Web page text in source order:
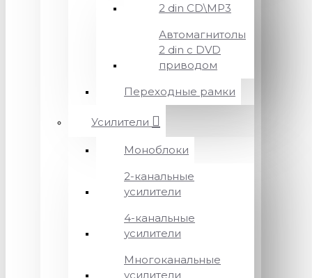
2 din CD\MP3
Автомагнитолы
2 din с DVD
приводом
Переходные рамки
Усилители
Моноблоки
2-канальные
усилители
4-канальные
усилители
Многоканальные
усилители